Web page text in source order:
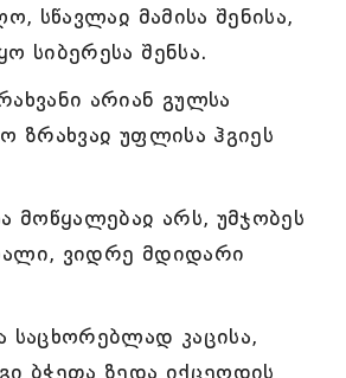
სწავლაჲ მამისა შენისა,
სიბერესა შენსა.
არიან გულსა
ზრახვაჲ უფლისა ჰგიეს
მოწყალებაჲ არს, უმჯობეს
ვიდრე მდიდარი
საცხორებლად კაცისა,
ბჭეთა ზედა იქცეოდის